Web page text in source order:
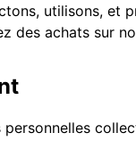
utilisons, et
des achats sur